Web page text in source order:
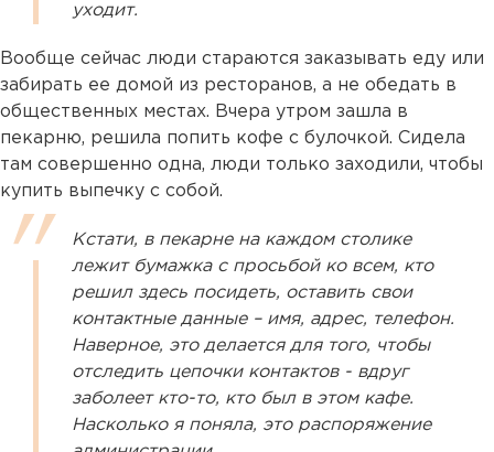
уходит.
Вообще сейчас люди стараются заказывать еду или
забирать ее домой из ресторанов, а не обедать в
общественных местах. Вчера утром зашла в
пекарню, решила попить кофе с булочкой. Сидела
там совершенно одна, люди только заходили, чтобы
купить выпечку с собой.
Кстати, в пекарне на каждом столике
лежит бумажка с просьбой ко всем, кто
решил здесь посидеть, оставить свои
контактные данные – имя, адрес, телефон.
Наверное, это делается для того, чтобы
отследить цепочки контактов - вдруг
заболеет кто-то, кто был в этом кафе.
Насколько я поняла, это распоряжение